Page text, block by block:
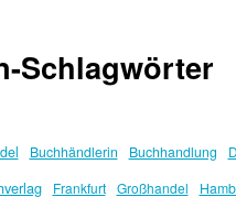
Schlagwörter
Buchhändlerin Buchhandlung
Frankfurt Großhandel